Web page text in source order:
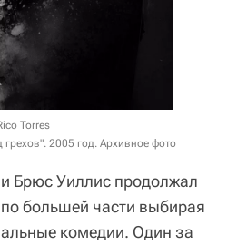
Torres
2005 год. Архивное фото
Брюс Уиллис продолжал
большей части выбирая
комедии. Один за